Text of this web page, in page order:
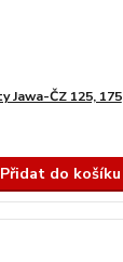
Jawa-ČZ 125, 175
Přidat do košíku